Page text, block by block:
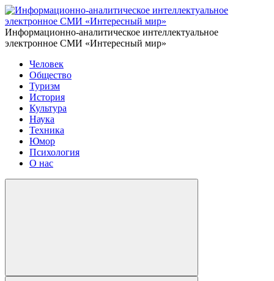
Информационно-аналитическое интеллектуальное
электронное СМИ «Интересный мир»
Человек
Общество
Туризм
История
Культура
Наука
Техника
Юмор
Психология
О нас